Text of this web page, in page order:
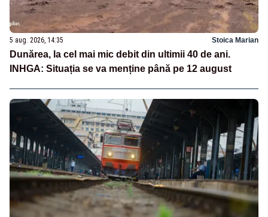
5 aug. 2026, 14:35 Stoica Marian
Dunărea, la cel mai mic debit din ultimii 40 de ani.
INHGA: Situația se va menține până pe 12 august